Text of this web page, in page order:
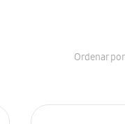
Ordenar por